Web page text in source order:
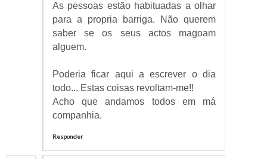
As pessoas estão habituadas a olhar
para a propria barriga. Não querem
saber se os seus actos magoam
alguem.
Poderia ficar aqui a escrever o dia
todo... Estas coisas revoltam-me!!
Acho que andamos todos em má
companhia.
Responder